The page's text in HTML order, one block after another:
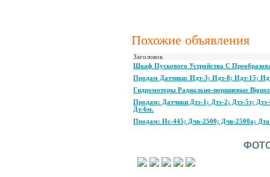
Похожие объявления
Заголовок
Шкаф Пускового Устройства С
Продам Датчики: Идт-3; Идт-8; Идт-15;
Гидромоторы Радиально-поршневые
Продам: Датчики Дтэ-1; Дтэ-2; Дтэ-5т;
Дт-6м.
Продам: Ис-445; Дчв-2500; Дчв-2500а;